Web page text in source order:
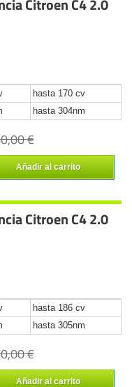
Citroen C4 2.0
hasta 170 cv
hasta 304nm
€
Añadir al carrito
Citroen C4 2.0
hasta 186 cv
hasta 305nm
€
Añadir al carrito